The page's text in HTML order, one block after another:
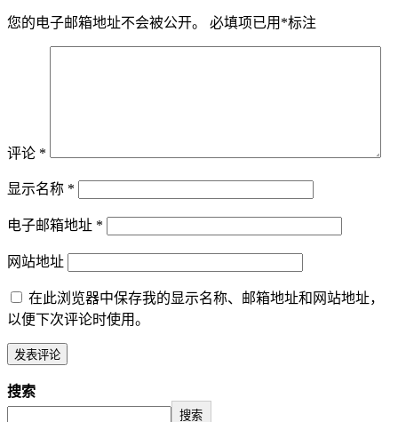
您的电子邮箱地址不会被公开。 必填项已用 *标注
评论 *
显示名称 *
电子邮箱地址 *
网站地址
在此浏览器中保存我的显示名称、邮箱地址和网站地址，
以便下次评论时使用。
搜索
搜索